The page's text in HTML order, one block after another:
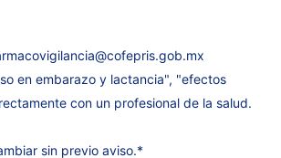
en embarazo y lactancia", "efectos
con un profesional de la salud.
sin previo aviso.*